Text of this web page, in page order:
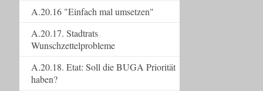
A.20.16 "Einfach mal umsetzen"
A.20.17. Stadtrats
Wunschzettelprobleme
A.20.18. Etat: Soll die BUGA Priorität
haben?